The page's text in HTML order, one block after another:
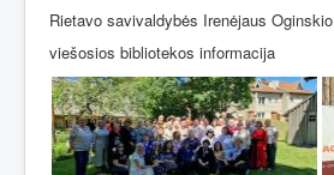
Rietavo savivaldybės Irenėjaus Oginskio
viešosios bibliotekos informacija